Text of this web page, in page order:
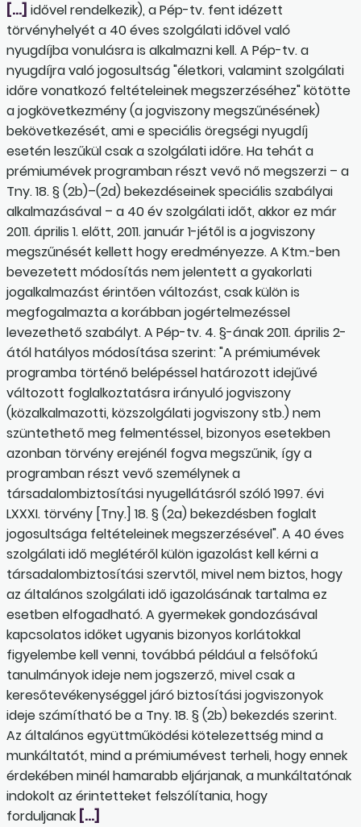
[…] idővel rendelkezik), a Pép-tv. fent idézett
törvényhelyét a 40 éves szolgálati idővel való
nyugdíjba vonulásra is alkalmazni kell. A Pép-tv. a
nyugdíjra való jogosultság "életkori, valamint szolgálati
időre vonatkozó feltételeinek megszerzéséhez" kötötte
a jogkövetkezmény (a jogviszony megszűnésének)
bekövetkezését, ami e speciális öregségi nyugdíj
esetén leszűkül csak a szolgálati időre. Ha tehát a
prémiumévek programban részt vevő nő megszerzi – a
Tny. 18. § (2b)–(2d) bekezdéseinek speciális szabályai
alkalmazásával – a 40 év szolgálati időt, akkor ez már
2011. április 1. előtt, 2011. január 1-jétől is a jogviszony
megszűnését kellett hogy eredményezze. A Ktm.-ben
bevezetett módosítás nem jelentett a gyakorlati
jogalkalmazást érintően változást, csak külön is
megfogalmazta a korábban jogértelmezéssel
levezethető szabályt. A Pép-tv. 4. §-ának 2011. április 2-
ától hatályos módosítása szerint: "A prémiumévek
programba történő belépéssel határozott idejűvé
változott foglalkoztatásra irányuló jogviszony
(közalkalmazotti, közszolgálati jogviszony stb.) nem
szüntethető meg felmentéssel, bizonyos esetekben
azonban törvény erejénél fogva megszűnik, így a
programban részt vevő személynek a
társadalombiztosítási nyugellátásról szóló 1997. évi
LXXXI. törvény [Tny.] 18. § (2a) bekezdésben foglalt
jogosultsága feltételeinek megszerzésével". A 40 éves
szolgálati idő meglétéről külön igazolást kell kérni a
társadalombiztosítási szervtől, mivel nem biztos, hogy
az általános szolgálati idő igazolásának tartalma ez
esetben elfogadható. A gyerme­kek gondozásával
kapcsolatos időket ugyanis bizonyos korlátokkal
figyelembe kell venni, továbbá például a felsőfokú
tanulmányok ideje nem jogszerző, mivel csak a
keresőtevékenységgel járó biztosítási jogviszonyok
ideje számítható be a Tny. 18. § (2b) bekezdés szerint.
Az általános együttműködési kötelezettség mind a
munkáltatót, mind a prémiumévest terheli, hogy ennek
érdekében minél hamarabb eljárjanak, a munkáltatónak
indokolt az érintetteket felszólítania, hogy
forduljanak […]